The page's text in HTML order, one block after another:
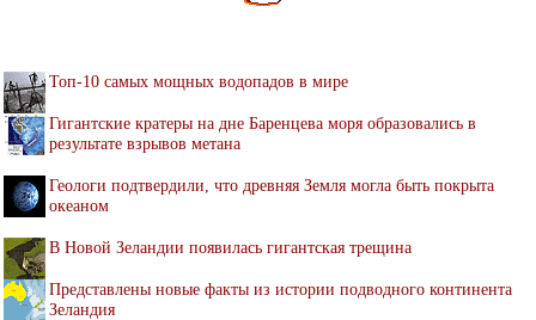
Топ-10 самых мощных водопадов в мире
Гигантские кратеры на дне Баренцева моря образовались в
результате взрывов метана
Геологи подтвердили, что древняя Земля могла быть покрыта
океаном
В Новой Зеландии появилась гигантская трещина
Представлены новые факты из истории подводного континента
Зеландия